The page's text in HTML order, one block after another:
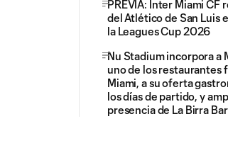
PREVIA: Inter Miami CF
del Atlético de San Luis
la Leagues Cup 2026
Nu Stadium incorpora a
uno de los restaurantes
Miami, a su oferta
los días de partido, y
presencia de La Birra Bar